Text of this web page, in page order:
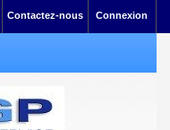
Connexion
Contactez-nous